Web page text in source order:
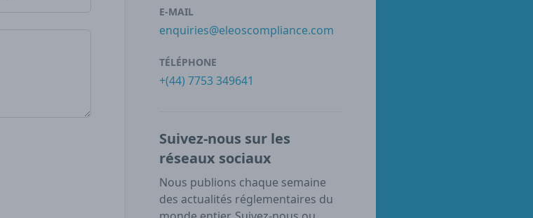
E-MAIL
enquiries@eleoscompliance.com
TÉLÉPHONE
+(44) 7753 349641
Suivez-nous sur les
réseaux sociaux
Nous publions chaque semaine
des actualités réglementaires du